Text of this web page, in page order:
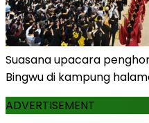
Suasana upacara
Bingwu di kampung
ADVERTISEMENT